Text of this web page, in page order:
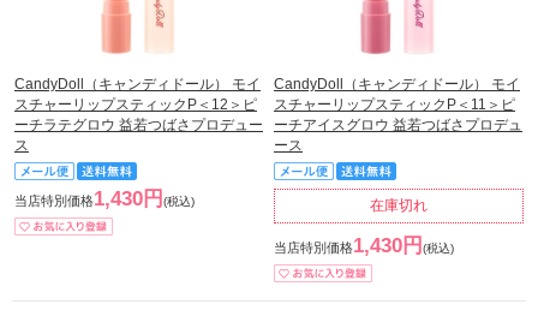
CandyDoll（キャンディドール） モイ
スチャーリップスティックP＜12＞ピ
ーチラテグロウ 益若つばさプロデュー
ス
当店特別価格1,430円 (税込)
CandyDoll（キャンディドール） モイ
スチャーリップスティックP＜11＞ピ
ーチアイスグロウ 益若つばさプロデュ
ース
在庫切れ
当店特別価格1,430円 (税込)